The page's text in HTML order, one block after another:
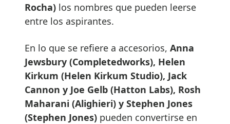
Rocha) los nombres que pueden leerse
entre los aspirantes.
En lo que se refiere a accesorios, Anna
Jewsbury (Completedworks), Helen
Kirkum (Helen Kirkum Studio), Jack
Cannon y Joe Gelb (Hatton Labs), Rosh
Maharani (Alighieri) y Stephen Jones
(Stephen Jones) pueden convertirse en